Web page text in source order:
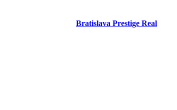
Bratislava Prestige Real